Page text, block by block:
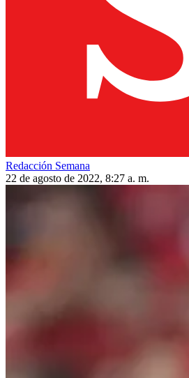
Redacción Semana
22 de agosto de 2022, 8:27 a. m.